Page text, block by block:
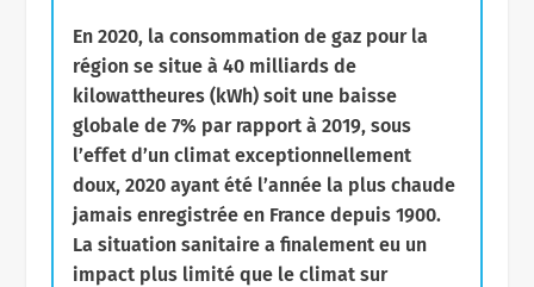
En 2020, la consommation de gaz pour la
région se situe à 40 milliards de
kilowattheures (kWh) soit une baisse
globale de 7% par rapport à 2019, sous
l’effet d’un climat exceptionnellement
doux, 2020 ayant été l’année la plus chaude
jamais enregistrée en France depuis 1900.
La situation sanitaire a finalement eu un
impact plus limité que le climat sur